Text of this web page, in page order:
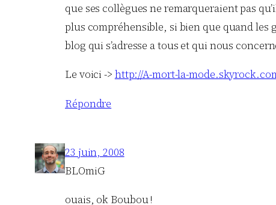
que ses collègues ne remarqueraient pas
plus compréhensible, si bien que quand les
blog qui s’adresse a tous et qui nous
Le voici -> http://A-mort-la-
Répondre
23 juin, 2008
BLOmiG
ouais, ok Boubou !